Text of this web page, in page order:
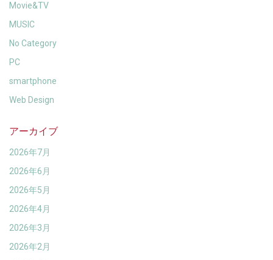
Movie&TV
MUSIC
No Category
PC
smartphone
Web Design
アーカイブ
2026年7月
2026年6月
2026年5月
2026年4月
2026年3月
2026年2月